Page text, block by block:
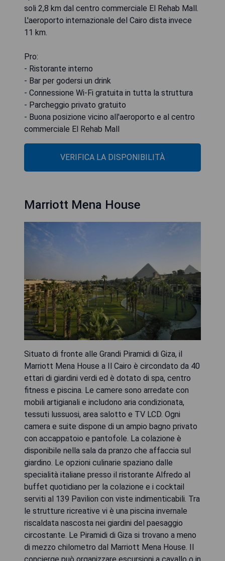
soli 2,8 km dal centro commerciale El Rehab Mall.
L'aeroporto internazionale del Cairo dista invece
11 km.
Pro:
- Ristorante interno
- Bar per godersi un drink
- Connessione Wi-Fi gratuita in tutta la struttura
- Parcheggio privato gratuito
- Buona posizione vicino all'aeroporto e al centro
commerciale El Rehab Mall
VERIFICA LA DISPONIBILITÀ
Marriott Mena House
Situato di fronte alle Grandi Piramidi di Giza, il
Marriott Mena House a Il Cairo è circondato da 40
ettari di giardini verdi ed è dotato di spa, centro
fitness e piscina. Le camere sono arredate con
mobili artigianali e includono aria condizionata,
tessuti lussuosi, area salotto e TV LCD. Ogni
camera e suite dispone di un ampio bagno privato
con accappatoio e pantofole. La colazione è
disponibile nella sala da pranzo che affaccia sul
giardino. Le opzioni culinarie spaziano dalle
specialità italiane presso il ristorante Alfredo al
buffet quotidiano per la colazione e i cocktail
serviti al 139 Pavilion con viste indimenticabili. Tra
le strutture ricreative vi è una piscina invernale
riscaldata nascosta nei giardini del paesaggio
circostante. Le Piramidi di Giza si trovano a meno
di mezzo chilometro dal Marriott Mena House. Il